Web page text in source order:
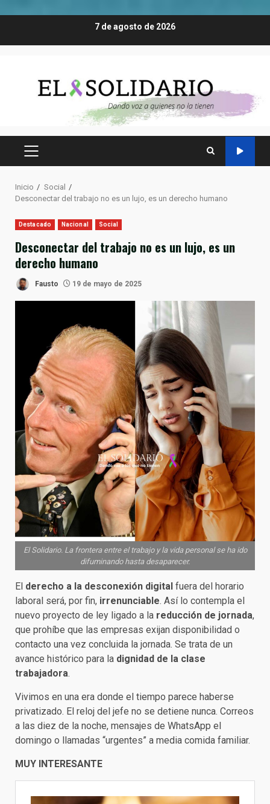
7 de agosto de 2026
MENÚ
Inicio
Social
Desconectar del trabajo no es un lujo, es un derecho humano
Destacado Nacional Social
Desconectar del trabajo no es un lujo, es un
derecho humano
Fausto 19 de mayo de 2025
El Solidario. La frontera entre el trabajo y la vida personal se ha ido
difuminando hasta desaparecer.
El derecho a la desconexión digital fuera del horario
laboral será, por fin, irrenunciable. Así lo contempla el
nuevo proyecto de ley ligado a la reducción de jornada,
que prohíbe que las empresas exijan disponibilidad o
contacto una vez concluida la jornada. Se trata de un
avance histórico para la dignidad de la clase
trabajadora.
Vivimos en una era donde el tiempo parece haberse
privatizado. El reloj del jefe no se detiene nunca. Correos
a las diez de la noche, mensajes de WhatsApp el
domingo o llamadas “urgentes” a media comida familiar.
MUY INTERESANTE